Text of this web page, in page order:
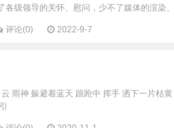
各级领导的关怀、慰问，少不了媒体的渲染
评论(0) 2022-9-7
雨神 躲避着蓝天 踉跄中 挥手 洒下一片枯